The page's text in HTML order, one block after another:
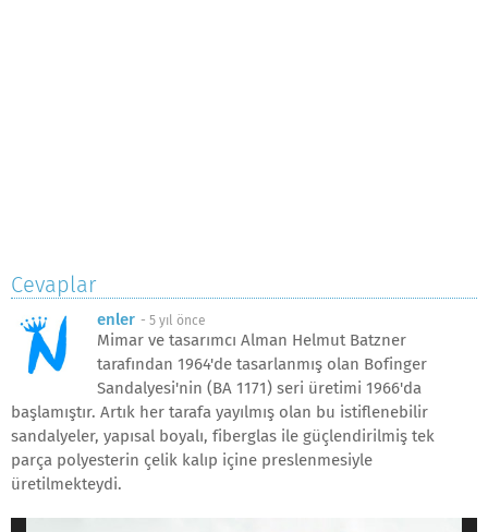
Cevaplar
enler - 5 yıl önce
Mimar ve tasarımcı Alman Helmut Batzner
tarafından 1964'de tasarlanmış olan Bofinger
Sandalyesi'nin (BA 1171) seri üretimi 1966'da
başlamıştır. Artık her tarafa yayılmış olan bu istiflenebilir
sandalyeler, yapısal boyalı, fiberglas ile güçlendirilmiş tek
parça polyesterin çelik kalıp içine preslenmesiyle
üretilmekteydi.